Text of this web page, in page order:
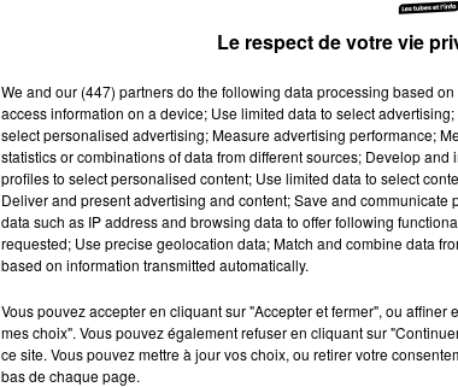
Le respect de votre vie
We and our (447) partnersdo the following data processing based
access information on a device; Use limited data to select
select personalised advertising; Measure advertising performance;
statistics or combinations of data from different sources; Develop
profiles to select personalised content; Use limited data to select
Deliver and present advertising and content; Save and
data such as IP address and browsing data to offer following
requested; Use precise geolocation data; Match and combine data
based on information transmitted automatically.
Vous pouvez accepter en cliquant sur "Accepter et fermer", ou
mes choix". Vous pouvez également refuser en cliquant sur
ce site. Vous pouvez mettre à jour vos choix, ou retirer votre
bas de chaque page.